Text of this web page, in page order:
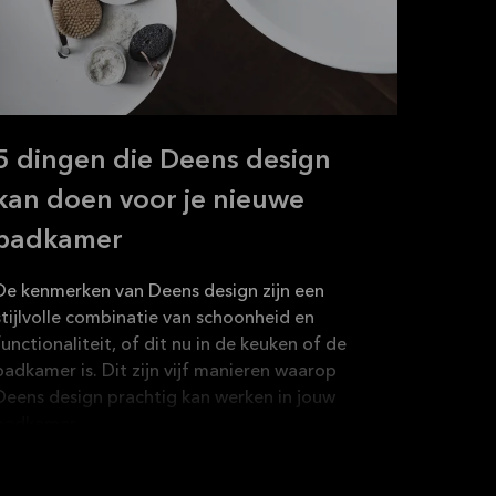
dingen die Deens design
doen voor je nieuwe
kenmerken van Deens design zijn een
combinatie van schoonheid en
of dit nu in de keuken of de
is. Dit zijn vijf manieren waarop
design prachtig kan werken in jouw